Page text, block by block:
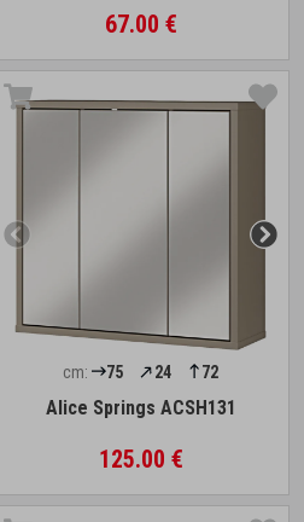
67.00 €
cm: 75 24 72
Alice Springs ACSH131
125.00 €